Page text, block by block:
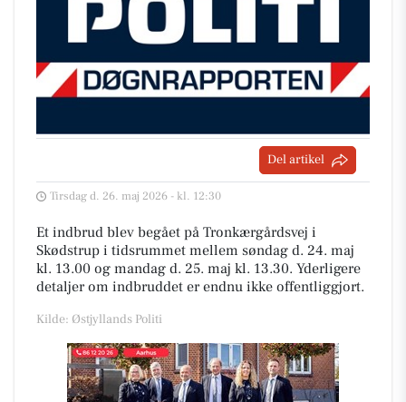
Del artikel
Tirsdag d. 26. maj 2026 - kl. 12:30
Et indbrud blev begået på Tronkærgårdsvej i
Skødstrup i tidsrummet mellem søndag d. 24. maj
kl. 13.00 og mandag d. 25. maj kl. 13.30. Yderligere
detaljer om indbruddet er endnu ikke offentliggjort.
Kilde: Østjyllands Politi